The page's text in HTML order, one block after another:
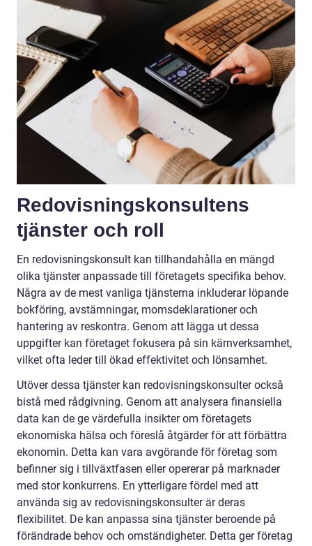
Redovisningskonsultens
tjänster och roll
En redovisningskonsult kan tillhandahålla en mängd
olika tjänster anpassade till företagets specifika behov.
Några av de mest vanliga tjänsterna inkluderar löpande
bokföring, avstämningar, momsdeklarationer och
hantering av reskontra. Genom att lägga ut dessa
uppgifter kan företaget fokusera på sin kärnverksamhet,
vilket ofta leder till ökad effektivitet och lönsamhet.
Utöver dessa tjänster kan redovisningskonsulter också
bistå med rådgivning. Genom att analysera finansiella
data kan de ge värdefulla insikter om företagets
ekonomiska hälsa och föreslå åtgärder för att förbättra
ekonomin. Detta kan vara avgörande för företag som
befinner sig i tillväxtfasen eller opererar på marknader
med stor konkurrens. En ytterligare fördel med att
använda sig av redovisningskonsulter är deras
flexibilitet. De kan anpassa sina tjänster beroende på
förändrade behov och omständigheter. Detta ger företag